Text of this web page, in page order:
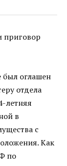
приговор
был оглашен
отдела
летняя
в
с
Как
по